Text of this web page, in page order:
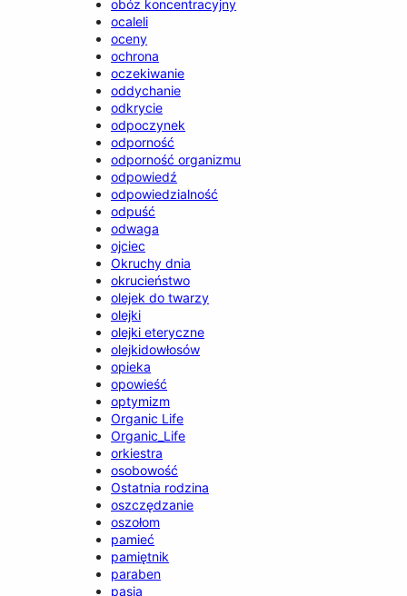
obóz koncentracyjny
ocaleli
oceny
ochrona
oczekiwanie
oddychanie
odkrycie
odpoczynek
odporność
odporność organizmu
odpowiedź
odpowiedzialność
odpuść
odwaga
ojciec
Okruchy dnia
okrucieństwo
olejek do twarzy
olejki
olejki eteryczne
olejkidowłosów
opieka
opowieść
optymizm
Organic Life
Organic_Life
orkiestra
osobowość
Ostatnia rodzina
oszczędzanie
oszołom
pamieć
pamiętnik
paraben
pasja